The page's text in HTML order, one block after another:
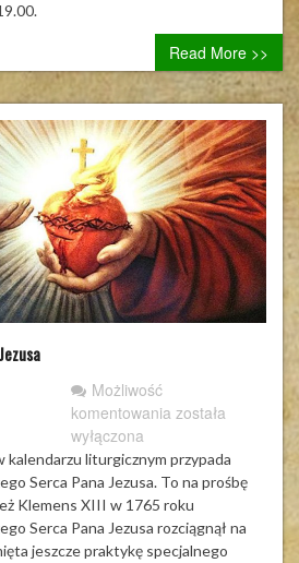
Domino
Cantes,
który
odbędzie
się
27
czerwca
o
godz.
19.00.
Read More >>
Możliwość
komentowania Uroczystość
Pana
Jezusa
została
wyłączona
kalendarzu liturgicznym przypada
Serca Pana Jezusa. To na prośbę
Klemens XIII w 1765 roku
Serca Pana Jezusa rozciągnął na
jeszcze praktykę specjalnego